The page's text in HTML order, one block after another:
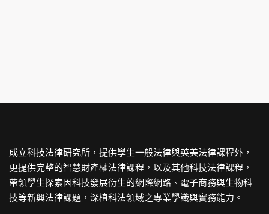
成立科技法律研究所，提供學生一般法律與英美法律課程外，
更提供完整的智慧財產權法律課程，以及其他科技法律課程，
帶領學生探索因科技發展衍生的網際網路、電子商務與生物科
技等新興法律課題，深植科法領域之專業學識與實務能力。